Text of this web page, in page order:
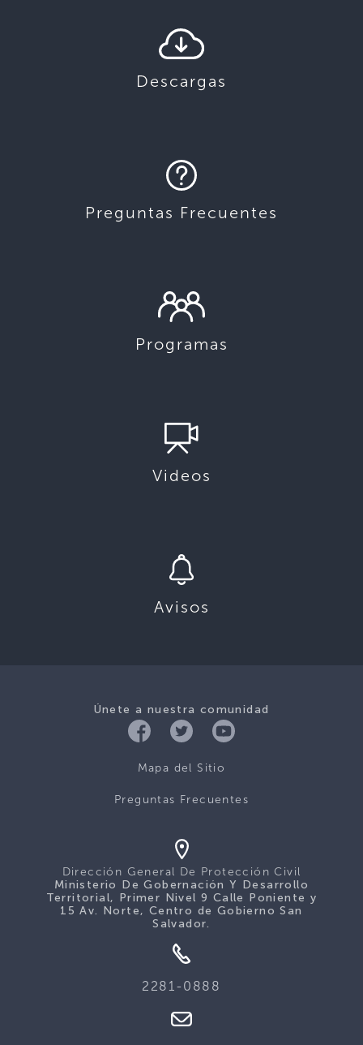
Descargas
Preguntas Frecuentes
Programas
Videos
Avisos
Únete a nuestra comunidad
Mapa del Sitio
Preguntas Frecuentes
Dirección General De Protección Civil
Ministerio De Gobernación Y Desarrollo
Territorial, Primer Nivel 9 Calle Poniente y
15 Av. Norte, Centro de Gobierno San
Salvador.
2281-0888